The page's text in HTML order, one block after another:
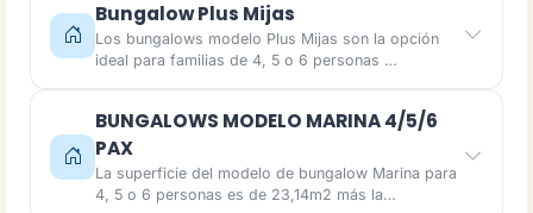
Bungalow Plus Mijas
Los bungalows modelo Plus Mijas son la opción
ideal para familias de 4, 5 o 6 personas …
BUNGALOWS MODELO MARINA 4/5/6
PAX
La superficie del modelo de bungalow Marina para
4, 5 o 6 personas es de 23,14m2 más la…